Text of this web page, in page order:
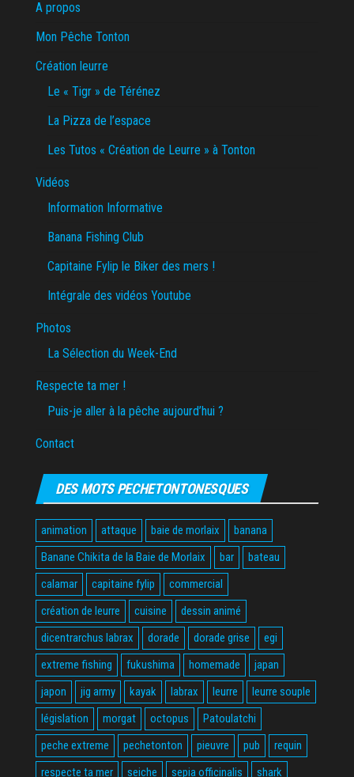
A propos
Mon Pêche Tonton
Création leurre
Le « Tigr » de Térénez
La Pizza de l’espace
Les Tutos « Création de Leurre » à Tonton
Vidéos
Information Informative
Banana Fishing Club
Capitaine Fylip le Biker des mers !
Intégrale des vidéos Youtube
Photos
La Sélection du Week-End
Respecte ta mer !
Puis-je aller à la pêche aujourd’hui ?
Contact
DES MOTS PECHETONTONESQUES
animation attaque baie de morlaix
banana
Banane Chikita de la Baie de Morlaix
bar
bateau
calamar
capitaine fylip
commercial
création de leurre
cuisine
dessin animé
dicentrarchus labrax
dorade dorade grise
egi
extreme fishing
fukushima homemade
japan
japon
jig army kayak labrax leurre
leurre souple
législation
morgat octopus
Patoulatchi
peche extreme
pechetonton pieuvre pub
requin
respecte ta mer
seiche sepia officinalis shark